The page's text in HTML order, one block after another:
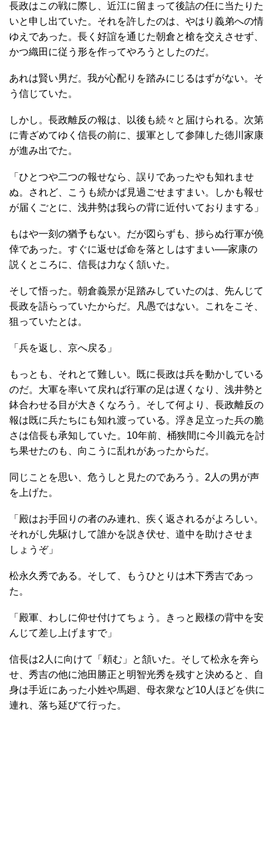
長政はこの戦に際し、近江に留まって後詰の任に当たりた
いと申し出ていた。それを許したのは、やはり義弟への情
ゆえであった。長く好誼を通じた朝倉と槍を交えさせず、
かつ織田に従う形を作ってやろうとしたのだ。
あれは賢い男だ。我が心配りを踏みにじるはずがない。そ
う信じていた。
しかし。長政離反の報は、以後も続々と届けられる。次第
に青ざめてゆく信長の前に、援軍として参陣した徳川家康
が進み出でた。
「ひとつや二つの報せなら、誤りであったやも知れませ
ぬ。されど、こうも続かば見過ごせますまい。しかも報せ
が届くごとに、浅井勢は我らの背に近付いておりまする」
もはや一刻の猶予もない。だが図らずも、捗らぬ行軍が僥
倖であった。すぐに返せば命を落としはすまい──家康の
説くところに、信長は力なく頷いた。
そして悟った。朝倉義景が足踏みしていたのは、先んじて
長政を語らっていたからだ。凡愚ではない。これをこそ、
狙っていたとは。
「兵を返し、京へ戻る」
もっとも、それとて難しい。既に長政は兵を動かしている
のだ。大軍を率いて戻れば行軍の足は遅くなり、浅井勢と
鉢合わせる目が大きくなろう。そして何より、長政離反の
報は既に兵たちにも知れ渡っている。浮き足立った兵の脆
さは信長も承知していた。10年前、桶狭間に今川義元を討
ち果せたのも、向こうに乱れがあったからだ。
同じことを思い、危うしと見たのであろう。2人の男が声
を上げた。
「殿はお手回りの者のみ連れ、疾く返されるがよろしい。
それがし先駆けして誰かを説き伏せ、道中を助けさせま
しょうぞ」
松永久秀である。そして、もうひとりは木下秀吉であっ
た。
「殿軍、わしに仰せ付けてちょう。きっと殿様の背中を安
んじて差し上げますで」
信長は2人に向けて「頼む」と頷いた。そして松永を奔ら
せ、秀吉の他に池田勝正と明智光秀を残すと決めると、自
身は手近にあった小姓や馬廻、母衣衆など10人ほどを供に
連れ、落ち延びて行った。